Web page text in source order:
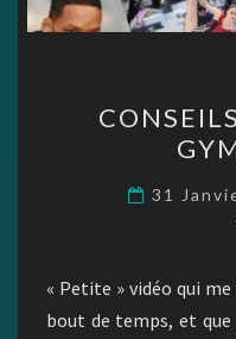
31
« Petite » vidéo qui
bout de temps, et